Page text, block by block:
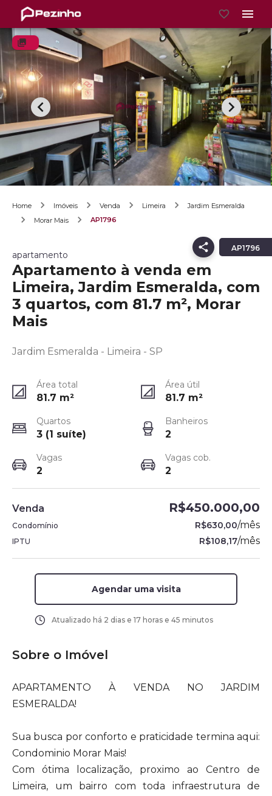
Home Imóveis Venda Limeira
Jardim Esmeralda
Morar Mais
AP1796
AP1796
apartamento
Apartamento à venda em
Limeira, Jardim Esmeralda, com
3 quartos, com 81.7 m², Morar
Mais
Jardim Esmeralda - Limeira - SP
Área total
81.7 m²
Área útil
81.7 m²
Quartos
3 (1 suíte)
Banheiros
2
Vagas
2
Vagas cob.
2
Venda R$450.000,00
Condomínio R$630,00/mês
IPTU R$108,17/mês
Agendar uma visita
Atualizado há 2 dias e 17 horas e 45 minutos
Sobre o Imóvel
APARTAMENTO À VENDA NO JARDIM
ESMERALDA!
Sua busca por conforto e praticidade termina aqui:
Condominio Morar Mais!
Com ótima localização, proximo ao Centro de
Limeira, um bairro com toda infraestrutura de